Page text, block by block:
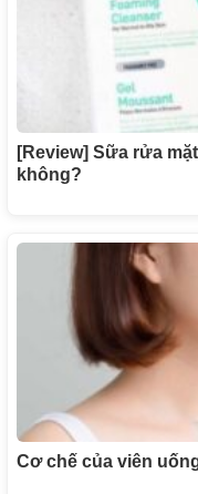
[Review] Sữa rửa
không?
Cơ chế của viên